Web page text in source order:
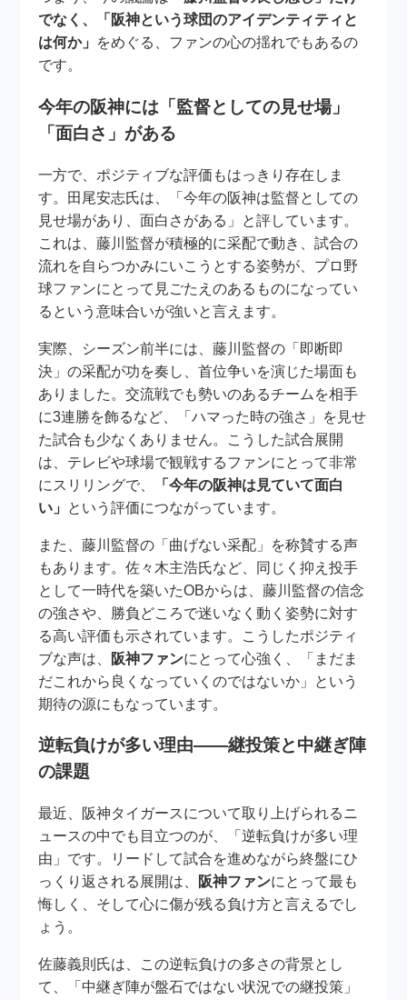
でなく、「阪神という球団のアイデンティティと
は何か」 をめぐる、ファンの心の揺れでもあるの
です。
今年の阪神には「監督としての見せ場」
「面白さ」がある
一方で、ポジティブな評価もはっきり存在しま
す。田尾安志氏は、「今年の阪神は監督としての
見せ場があり、面白さがある」と評しています。
これは、藤川監督が積極的に采配で動き、試合の
流れを自らつかみにいこうとする姿勢が、プロ野
球ファンにとって見ごたえのあるものになってい
るという意味合いが強いと言えます。
実際、シーズン前半には、藤川監督の「即断即
決」の采配が功を奏し、首位争いを演じた場面も
ありました。交流戦でも勢いのあるチームを相手
に3連勝を飾るなど、「ハマった時の強さ」を見せ
た試合も少なくありません。こうした試合展開
は、テレビや球場で観戦するファンにとって非常
にスリリングで、
「今年の阪神は見ていて面白
い」 という評価につながっています。
また、藤川監督の「曲げない采配」を称賛する声
もあります。佐々木主浩氏など、同じく抑え投手
として一時代を築いたOBからは、藤川監督の信念
の強さや、勝負どころで迷いなく動く姿勢に対す
る高い評価も示されています。こうしたポジティ
ブな声は、 阪神ファンにとって心強く、「まだま
だこれから良くなっていくのではないか」という
期待の源にもなっています。
逆転負けが多い理由――継投策と中継ぎ陣
の課題
最近、阪神タイガースについて取り上げられるニ
ュースの中でも目立つのが、「逆転負けが多い理
由」です。リードして試合を進めながら終盤にひ
っくり返される展開は、 阪神ファンにとって最も
悔しく、そして心に傷が残る負け方と言えるでし
ょう。
佐藤義則氏は、この逆転負けの多さの背景とし
て、「中継ぎ陣が盤石ではない状況での継投策」